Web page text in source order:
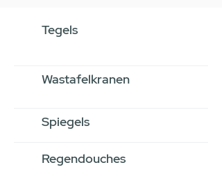
Tegels
Wastafelkranen
Spiegels
Regendouches